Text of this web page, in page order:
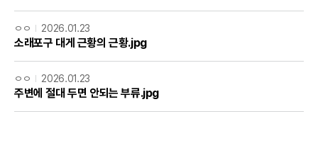
ㅇㅇ 2026.01.23
소래포구 대게 근황의 근황.jpg
ㅇㅇ 2026.01.23
주변에 절대 두면 안되는 부류.jpg